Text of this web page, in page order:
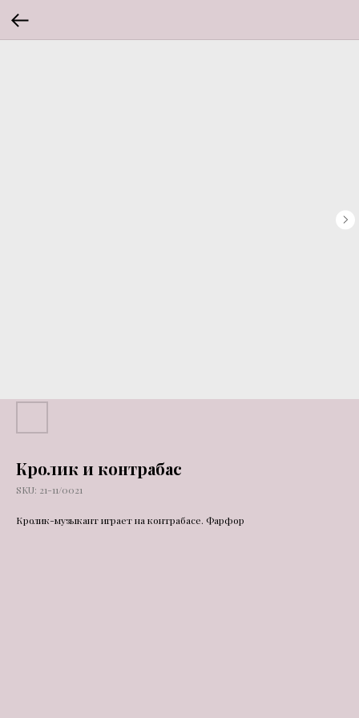
Кролик и контрабас
SKU: 21-11/0021
Кролик-музыкант играет на контрабасе. Фарфор